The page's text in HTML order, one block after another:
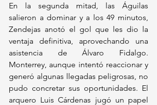
En la segunda mitad, las Águilas
salieron a dominar y a los 49 minutos,
Zendejas anotó el gol que les dio la
ventaja definitiva, aprovechando una
asistencia de Álvaro Fidalgo.
Monterrey, aunque intentó reaccionar y
generó algunas llegadas peligrosas, no
pudo concretar sus oportunidades. El
arquero Luis Cárdenas jugó un papel